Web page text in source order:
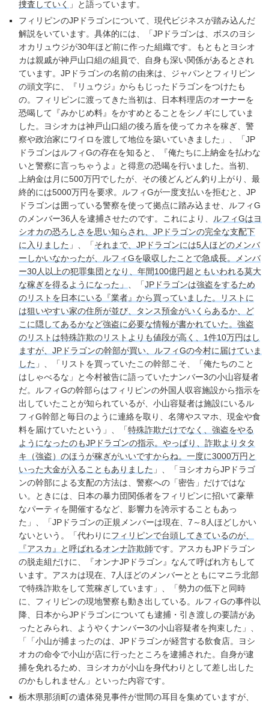
捜査していく
」と語っています。
フィリピンのJPドラゴンについて、現代ビジネスが踏み込んだ
解説をいています。具体的には、「JPドラゴンは、ボスのヨシ
オカリュウジが30年ほど前に作った組織です。もともとヨシオ
カは親戚が神戸山口組の組員で、自身も深い関係があるとされ
ています。JPドラゴンの名前の由来は、ジャパンとフィリピン
の頭文字に、『リュウジ』からもじったドラゴンをつけたも
の。フィリピンに渡ってきた当初は、日本料理店のオーナーを
恐喝して『みかじめ料』をかすめとることをシノギにしていま
した。ヨシオカは神戸山口組の後ろ盾を使ってカネを稼ぎ、警
察や政治家にワイロを渡して地位を築いていきました」、「JP
ドラゴンはルフィGの存在を知ると、『俺たちに上納金を払わな
いと警察に言っちゃうよ』と得意の恐喝を行いました。当初、
上納金は月に500万円でしたが、その後どんどん釣り上がり、最
終的には5000万円を要求。ルフィGが一度支払いを拒むと、JP
ドラゴンは囲っている警察を使って拠点に踏み込ませ、ルフィG
のメンバー36人を逮捕させたのです。これにより、
ルフィGはヨ
シオカの恐ろしさを思い知らされ、JPドラゴンの完全な支配下
に入りました 」、「それまで、JPドラゴンには5人ほどのメンバ
ーしかいなかったが、ルフィGを吸収したことで急成長。メンバ
ー30人以上の犯罪集団となり、年間100億円超ともいわれる莫大
な稼ぎを得るようになった」
、「JPドラゴンは強盗をするため
のリストを日本にいる『業者』から買っていました。リストに
は狙いやすい家の住所が並び、タンス預金がいくらあるか、ど
こに隠してあるかなど強盗に必要な情報が書かれていた。強盗
のリストは特殊詐欺のリストよりも値段が高く、1件10万円はし
ますが、JPドラゴンの幹部が買い、ルフィGの今村に届けていま
した 」、「リストを買っていたこの幹部こそ、「俺たちのこと
はしゃべるな」と今村被告に語っていたナンバー3の小山容疑者
だ。ルフィGの幹部らはフィリピンの外国人収容施設から指示を
出していたことが知られているが、小山容疑者は施設にいるル
フィG幹部と毎日のように連絡を取り、名簿やスマホ、現金や食
料を届けていたという」、「特殊詐欺だけでなく、強盗をやる
ようになったのもJPドラゴンの指示。やっぱり、詐欺よりタタ
キ（強盗）のほうが稼ぎがいいですからね。一度に3000万円と
いった大金が入ることもありました 」、「ヨシオカらJPドラゴ
ンの幹部による支配の方法は、警察への「密告」だけではな
い。ときには、日本の暴力団関係者をフィリピンに招いて豪華
なパーティを開催するなど、影響力を誇示することもあっ
た」、「JPドラゴンの正規メンバーは現在、7～8人ほどしかい
ないという。「代わりにフィリピンで台頭してきているのが、
『アスカ』と呼ばれるオンナ詐欺師です。アスカもJPドラゴン
の脱走組だけに、『オンナJPドラゴン』なんて呼ばれ方もして
います。アスカは現在、7人ほどのメンバーとともにマニラ北部
で特殊詐欺をして荒稼ぎしています」、「勢力の低下と同時
に、フィリピンの現地警察も動き出している。ルフィGの事件以
降、日本からJPドラゴンについても逮捕・引き渡しの要請があ
ったとみられ、ようやくナンバー3の小山容疑者を拘束した」、
「「小山が捕まったのは、JPドラゴンが経営する飲食店。ヨシ
オカの命令で小山が店に行ったところを逮捕された。自身が逮
捕を免れるため、ヨシオカが小山を身代わりとして差し出した
のかもしれません」といった内容です。
栃木県那須町の遺体発見事件が世間の耳目を集めていますが、